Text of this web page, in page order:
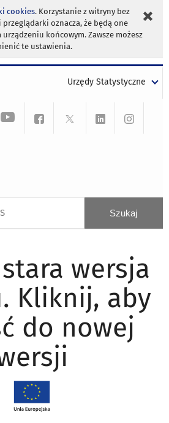
cookies. Korzystanie z witryny bez
oznacza, że będą one
urządzeniu końcowym. Zawsze możesz
te ustawienia.
Urzędy Statystyczne
wersja
Kliknij, aby
do nowej